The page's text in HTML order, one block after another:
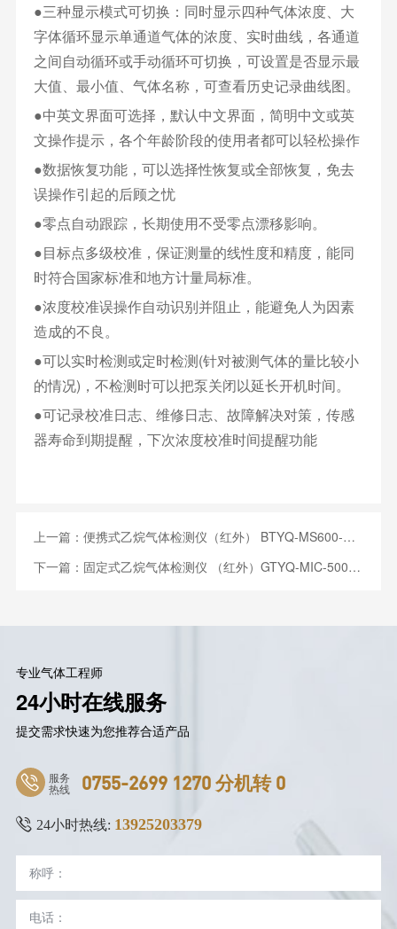
●三种显示模式可切换：同时显示四种气体浓度、大
字体循环显示单通道气体的浓度、实时曲线，各通道
之间自动循环或手动循环可切换，可设置是否显示最
大值、最小值、气体名称，可查看历史记录曲线图。
●中英文界面可选择，默认中文界面，简明中文或英
文操作提示，各个年龄阶段的使用者都可以轻松操作
●数据恢复功能，可以选择性恢复或全部恢复，免去
误操作引起的后顾之忧
●零点自动跟踪，长期使用不受零点漂移影响。
●目标点多级校准，保证测量的线性度和精度，能同
时符合国家标准和地方计量局标准。
●浓度校准误操作自动识别并阻止，能避免人为因素
造成的不良。
●可以实时检测或定时检测(针对被测气体的量比较小
的情况)，不检测时可以把泵关闭以延长开机时间。
●可记录校准日志、维修日志、故障解决对策，传感
器寿命到期提醒，下次浓度校准时间提醒功能
上一篇： 便携式乙烷气体检测仪（红外） BTYQ-MS600-C2H6
下一篇： 固定式乙烷气体检测仪 （红外）GTYQ-MIC-500S-C2H6
专业气体工程师
24小时在线服务
提交需求快速为您推荐合适产品
服务
热线 0755-2699 1270 分机转 0
24小时热线: 13925203379